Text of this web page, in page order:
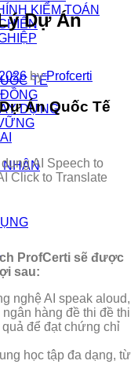
KIỂM TOÁN
TẾ
DỰNG
NHÂN
Dự Án
byProfcerti
Án Quốc Tế
AI Speech to
Click to Translate
ProfCerti sẽ được
sau:
nghệ AI speak aloud,
hàng đề thi đề thi
để đạt chứng chỉ
học tập đa dạng, từ